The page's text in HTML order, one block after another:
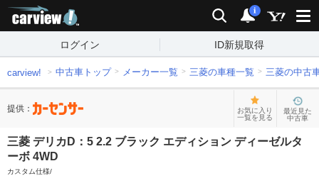
検索 通知
i
ログイン ID新規取得
carview! 中古車トップ メーカー一覧 三菱の車種一覧 三菱の中古
提供：
お気に入り
一覧を見る
最近見た
中古車
三菱 デリカD：5 2.2 ブラック エディション ディーゼルタ
ーボ 4WD
カスタム仕様/